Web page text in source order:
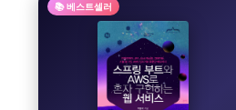
📚 베스트셀러